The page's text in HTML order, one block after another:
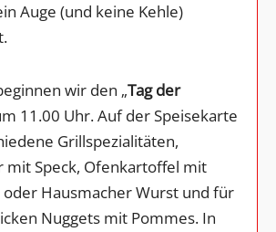
Auge (und keine Kehle)
wir den „Tag der
11.00 Uhr. Auf der Speisekarte
Grillspezialitäten,
mit Speck, Ofenkartoffel mit
Hausmacher Wurst und für
Nuggets mit Pommes. In